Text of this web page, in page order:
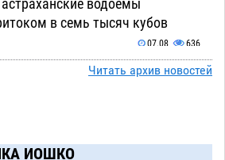
водоемы
в семь тысяч кубов
07.08 636
аэропорт попробует отбиться
Читать архив новостей
ИОШКО